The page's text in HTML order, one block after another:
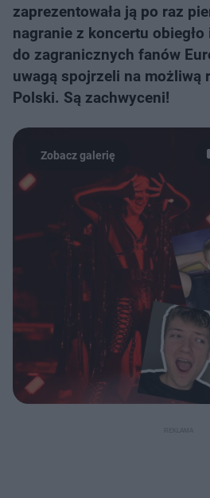
zaprezentowała ją po raz
nagranie z koncertu
do zagranicznych fanów
uwagą spojrzeli na możliwą
Polski. Są zachwyceni!